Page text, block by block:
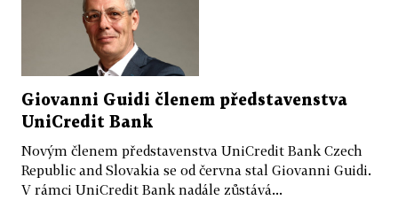
Giovanni Guidi členem představenstva
UniCredit Bank
Novým členem představenstva UniCredit Bank Czech
Republic and Slovakia se od června stal Giovanni Guidi.
V rámci UniCredit Bank nadále zůstává...